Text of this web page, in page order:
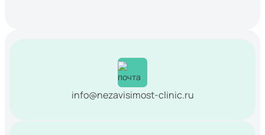
info@nezavisimost-clinic.ru